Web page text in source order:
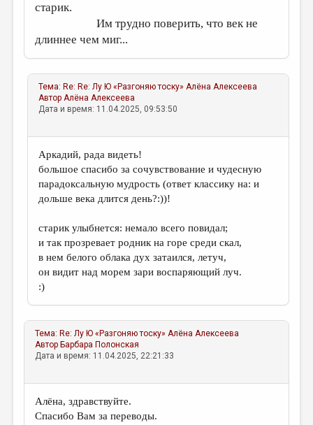
старик.
Им трудно поверить, что век не
длиннее чем миг...
Тема: Re: Re: Лу Ю «Разгоняю тоску» Алёна Алексеева
АвторАлёна Алексеева
Дата и время: 11.04.2025, 09:53:50
Аркадий, рада видеть!
большое спасибо за сочувствование и чудесную
парадоксальную мудрость (ответ классику на: и
дольше века длится день?:))!
старик улыбнется: немало всего повидал;
и так прозревает родник на горе среди скал,
в нем белого облака дух затаился, летуч,
он видит над морем зари воспаряющий луч.
:)
Тема: Re: Лу Ю «Разгоняю тоску» Алёна Алексеева
Автор Барбара Полонская
Дата и время: 11.04.2025, 22:21:33
Алёна, здравствуйте.
Спасибо Вам за переводы.